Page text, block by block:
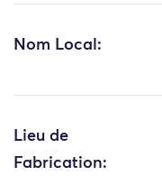
Nom Local:
Lieu de
Fabrication: